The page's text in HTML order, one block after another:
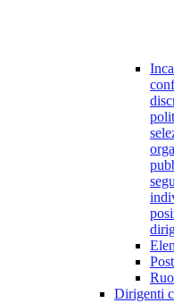
Dirigenti